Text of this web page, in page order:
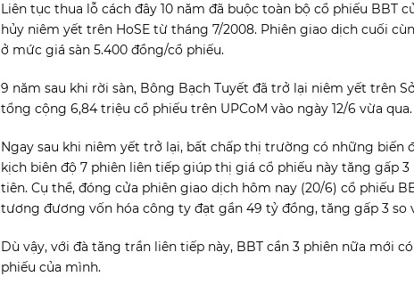
Liên tục thua lỗ cách đây 10 năm đã buộc toàn bộ cổ phiếu BBT
hủy niêm yết trên HoSE từ tháng 7/2008. Phiên giao dịch cuối
ở mức giá sàn 5.400 đồng/cổ phiếu.
9 năm sau khi rời sàn, Bông Bạch Tuyết đã trở lại niêm yết trên
tổng cộng 6,84 triệu cổ phiếu trên UPCoM vào ngày 12/6 vừa qua.
Ngay sau khi niêm yết trở lại, bất chấp thị trường có những biến
kịch biên độ 7 phiên liên tiếp giúp thị giá cổ phiếu này tăng gấp
tiên. Cụ thể, đóng cửa phiên giao dịch hôm nay (20/6) cổ phiếu
tương đương vốn hóa công ty đạt gần 49 tỷ đồng, tăng gấp 3 so
Dù vậy, với đà tăng trần liên tiếp này, BBT cần 3 phiên nữa mới
phiếu của mình.